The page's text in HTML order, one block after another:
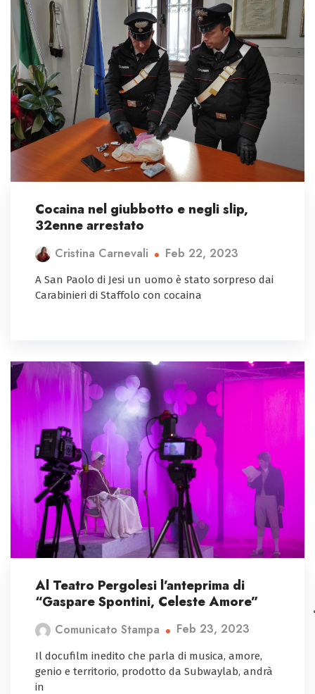
Cocaina nel giubbotto e negli slip,
32enne arrestato
Cristina Carnevali Feb 22, 2023
A San Paolo di Jesi un uomo è stato sorpreso dai
Carabinieri di Staffolo con cocaina
Al Teatro Pergolesi l’anteprima di
“Gaspare Spontini, Celeste Amore”
Comunicato Stampa Feb 23, 2023
Il docufilm inedito che parla di musica, amore,
genio e territorio, prodotto da Subwaylab, andrà
in